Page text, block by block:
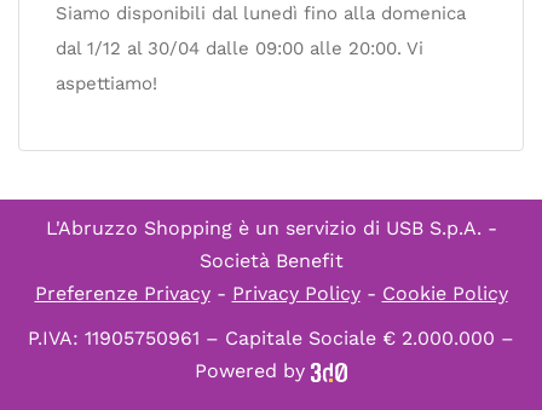
Siamo disponibili dal lunedì fino alla domenica
dal 1/12 al 30/04 dalle 09:00 alle 20:00. Vi
aspettiamo!
L'Abruzzo Shopping è un servizio di USB S.p.A. -
Società Benefit
Preferenze Privacy- Privacy Policy- Cookie Policy
P.IVA: 11905750961 – Capitale Sociale € 2.000.000 –
Powered by